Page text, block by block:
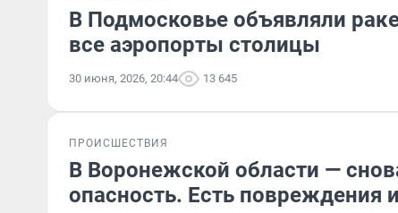
В Подмосковье объявляли
все аэропорты столицы
30 июня, 2026, 20:44 13 645
ПРОИСШЕСТВИЯ
В Воронежской области —
опасность. Есть повреждения